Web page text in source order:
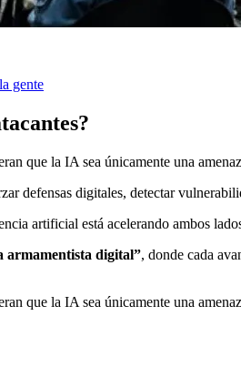
gente
que la IA sea únicamente una
defensas digitales, detectar
artificial está acelerando ambos
armamentista digital”, donde cada
que la IA sea únicamente una